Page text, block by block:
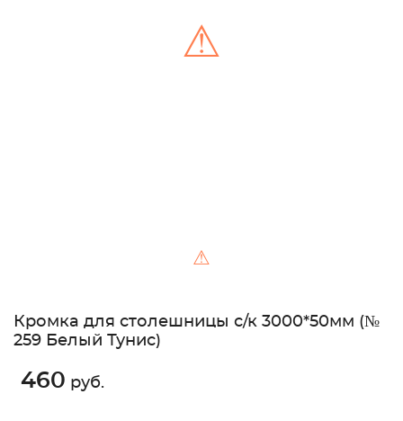
⚠
⚠
Кромка для столешницы с/к 3000*50мм (№
259 Белый Тунис)
460 руб.